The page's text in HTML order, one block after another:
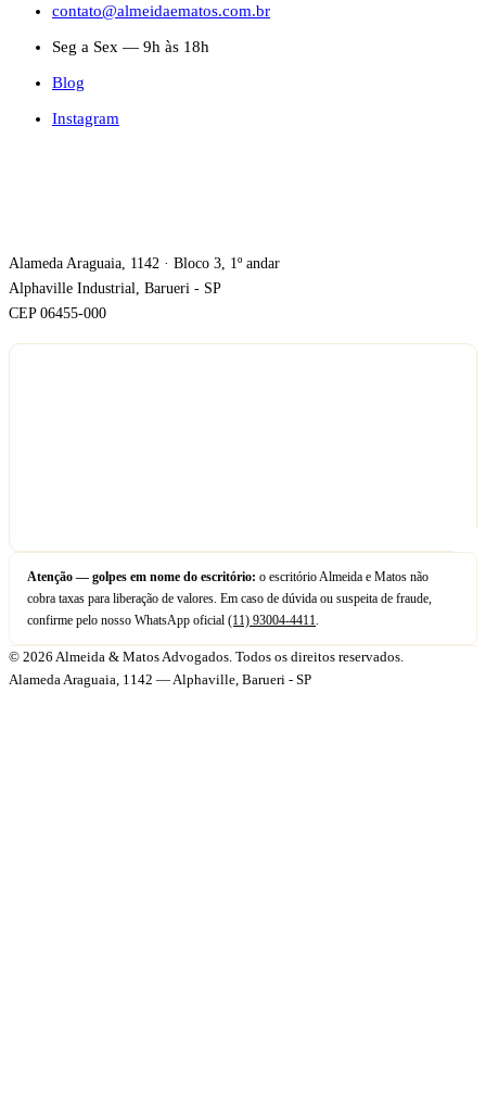
contato@almeidaematos.com.br
Seg a Sex — 9h às 18h
Blog
Instagram
Alameda Araguaia, 1142 · Bloco 3, 1º andar
Alphaville Industrial, Barueri - SP
CEP 06455-000
Atenção — golpes em nome do escritório: o escritório Almeida e Matos não
cobra taxas para liberação de valores. Em caso de dúvida ou suspeita de fraude,
confirme pelo nosso WhatsApp oficial (11) 93004-4411.
© 2026 Almeida & Matos Advogados. Todos os direitos reservados.
Alameda Araguaia, 1142 — Alphaville, Barueri - SP